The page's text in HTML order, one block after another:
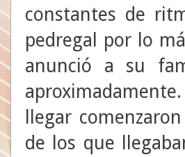
constantes de
pedregal por lo
anunció a su
llegar
de los que